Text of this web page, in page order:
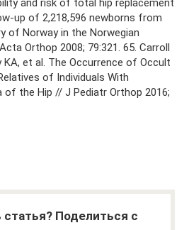
статья? Поделиться с